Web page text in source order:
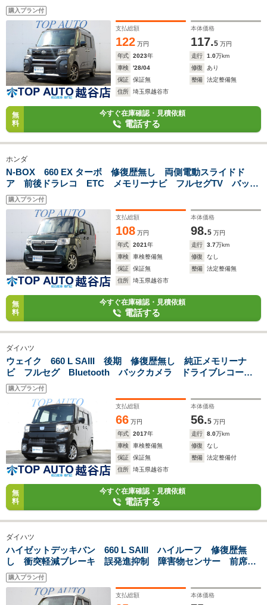
応 ドラレコ ETC 電子パーキング 左右シートヒーター
障害物センサー 衝突軽減ブレーキ
購入プラン付
支払総額
122 万円
本体価格
117.5 万円
年式
2023年 走行 1.0万km
車検
'28/04 修復
あり
保証
保証無 整備
法定整備無
住所
埼玉県越谷市
無
料
今すぐ在庫確認・見積依頼
電話する
ホンダ
N-BOX 660 EX ターボ 修復歴無し 両側電動スライドド
ア 前後ドラレコ ETC メモリーナビ フルセグTV バック
カメラ DVD再生 衝突軽減ブレーキ 左右シートヒーター
アダプティブクルーズ パドルシフト プッシュスタート
購入プラン付
支払総額
108 万円
本体価格
98.5 万円
年式
2021年 走行 3.7万km
車検
車検整備無 修復
なし
保証
保証無 整備
法定整備無
住所
埼玉県越谷市
無
料
今すぐ在庫確認・見積依頼
電話する
ダイハツ
ウェイク 660 L SAIII 後期 修復歴無し 純正メモリーナ
ビ フルセグ Bluetooth バックカメラ ドライブレコーダ
ー 両側電動スライド 衝突軽減ブレーキ シートヒーター
プッシュスタート スマートキー ロールシェード
購入プラン付
支払総額
66 万円
本体価格
56.5 万円
年式
2017年 走行 8.0万km
車検
車検整備無 修復
なし
保証
保証無 整備
法定整備付
住所
埼玉県越谷市
無
料
今すぐ在庫確認・見積依頼
電話する
ダイハツ
ハイゼットデッキバン 660 L SAIII ハイルーフ 修復歴無
し 衝突軽減ブレーキ 誤発進抑制 障害物センサー 前席パ
ワーウィンドウ ドライブレコーダー ETC LEDヘッドライ
ト オートマチックハイビーム オーバーヘッドコンソール
購入プラン付
支払総額 本体価格